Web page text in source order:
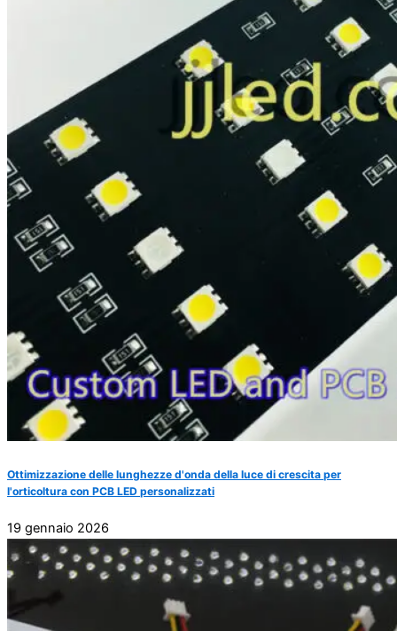
Ottimizzazione delle lunghezze d'onda della luce di crescita per
l'orticoltura con PCB LED personalizzati
19 gennaio 2026